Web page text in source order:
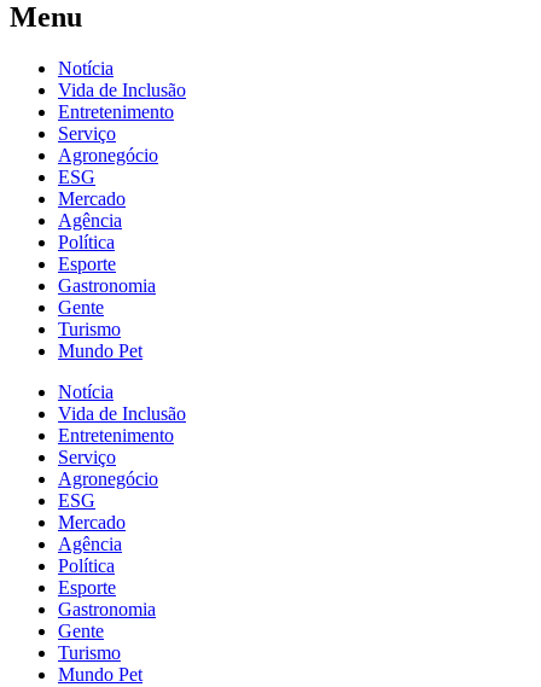
Menu
Notícia
Vida de Inclusão
Entretenimento
Serviço
Agronegócio
ESG
Mercado
Agência
Política
Esporte
Gastronomia
Gente
Turismo
Mundo Pet
Notícia
Vida de Inclusão
Entretenimento
Serviço
Agronegócio
ESG
Mercado
Agência
Política
Esporte
Gastronomia
Gente
Turismo
Mundo Pet